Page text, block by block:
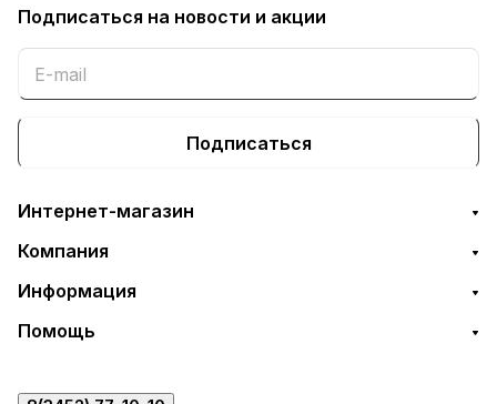
Подписаться на новости и акции
Подписаться
Интернет-магазин
Компания
Информация
Помощь